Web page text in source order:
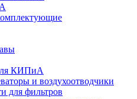
КИПиА
и воздухоотводчики
для фильтров